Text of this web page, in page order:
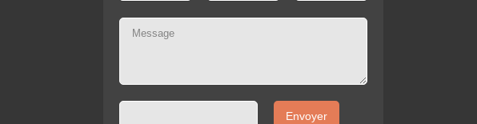
Envoyer